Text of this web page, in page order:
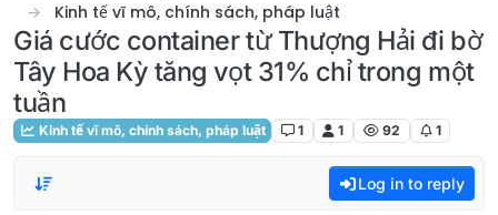
Kinh tế vĩ mô, chính sách, pháp luật
Giá cước container từ Thượng Hải đi bờ
Tây Hoa Kỳ tăng vọt 31% chỉ trong một
tuần
Kinh tế vĩ mô, chính sách, pháp luật 1 1 92 1
Log in to reply